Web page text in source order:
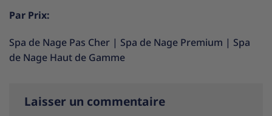
Par Prix:
Spa de Nage Pas Cher | Spa de Nage Premium | Spa
de Nage Haut de Gamme
Laisser un commentaire